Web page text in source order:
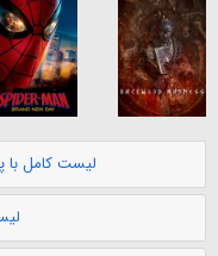
لیست کامل با